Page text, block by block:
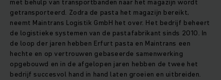
met behulp van transportbanden naar het magazijn wordt
getransporteerd. Zodra de pasta het magazijn bereikt,
neemt Maintrans Logistik GmbH het over. Het bedrijf beheert
de logistieke systemen van de pastafabrikant sinds 2010. In
de loop der jaren hebben Erfurt pasta en Maintrans een
hechte en op vertrouwen gebaseerde samenwerking
opgebouwd en in de afgelopen jaren hebben de twee het
bedrijf succesvol hand in hand laten groeien en uitbreiden.